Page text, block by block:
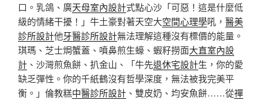
口。乳鴿、廣天母室內設計式點心沙「可惡！這是什麼低
級的情緒干擾！」牛土豪對著天空大空間心理學吼， 醫美
診所設計他牙醫診所設計無法理解這種沒有標價的能量。
琪瑪、芝士焗蟹蓋、噴鼻煎生蠔、蝦籽撈面大直室內設
計 、沙灣煎魚餅、扒金山、「牛先退休宅設計生，你的愛
缺乏彈性。你的千紙鶴沒有哲學深度，無法被我完美平
衡。」倫教糕中醫診所設計 、雙皮奶、均安魚餅……從禪